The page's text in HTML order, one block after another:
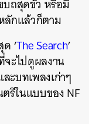
ถสุดขั้ว หรือมี
ลักแล้วก็ตาม
‘The Search’
ะไปดูผลงาน
ะบทเพลงเก่าๆ
รีในแบบของ NF